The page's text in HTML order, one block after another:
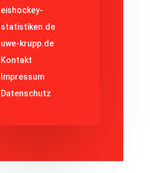
eishockey-
statistiken.de
uwe-krupp.de
Kontakt
Impressum
Datenschutz